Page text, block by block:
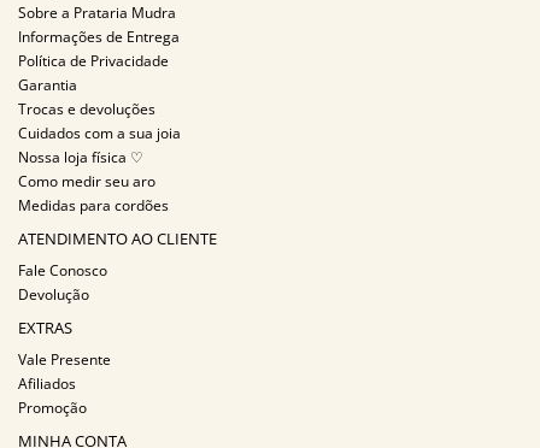
Sobre a Prataria Mudra
Informações de Entrega
Política de Privacidade
Garantia
Trocas e devoluções
Cuidados com a sua joia
Nossa loja física ♡
Como medir seu aro
Medidas para cordões
ATENDIMENTO AO CLIENTE
Fale Conosco
Devolução
EXTRAS
Vale Presente
Afiliados
Promoção
MINHA CONTA